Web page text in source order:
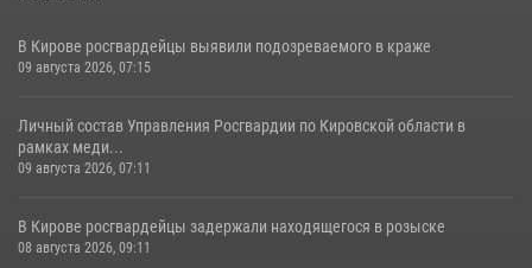
В Кирове росгвардейцы выявили подозреваемого в краже
09 августа 2026, 07:15
Личный состав Управления Росгвардии по Кировской области в
рамках меди...
09 августа 2026, 07:11
В Кирове росгвардейцы задержали находящегося в розыске
08 августа 2026, 09:11